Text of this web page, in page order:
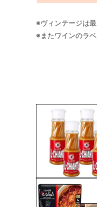
※ヴィンテージは
※またワインのラ